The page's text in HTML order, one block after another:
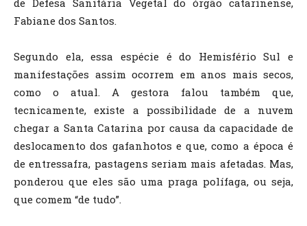
Fabiane dos Santos.
Segundo ela, essa espécie é do Hemisfério Sul e
manifestações assim ocorrem em anos mais secos,
como o atual. A gestora falou também que,
tecnicamente, existe a possibilidade de a nuvem
chegar a Santa Catarina por causa da capacidade de
deslocamento dos gafanhotos e que, como a época é
de entressafra, pastagens seriam mais afetadas. Mas,
ponderou que eles são uma praga polífaga, ou seja,
que comem “de tudo”.